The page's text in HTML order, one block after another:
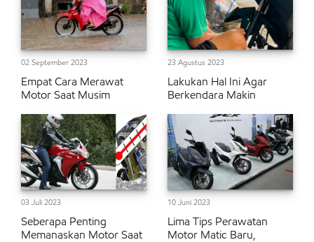
02 September 2023
Empat Cara Merawat
Motor Saat Musim
23 Agustus 2023
Lakukan Hal Ini Agar
Berkendara Makin
03 Juli 2023
Seberapa Penting
Memanaskan Motor Saat
10 Juni 2023
Lima Tips Perawatan
Motor Matic Baru,